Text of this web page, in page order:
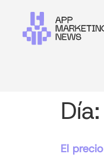
Día:
El